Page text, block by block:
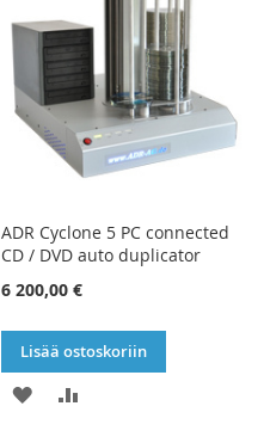
ADR Cyclone 5 PC connected
CD / DVD auto duplicator
6 200,00 €
Lisää ostoskoriin
LISÄÄ